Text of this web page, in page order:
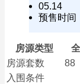
05.14
预售时间
房源类型
房源套数
88
入围条件